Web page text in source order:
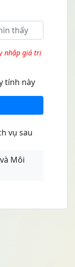
nhập giá trị
tính này
vụ sau
Môi